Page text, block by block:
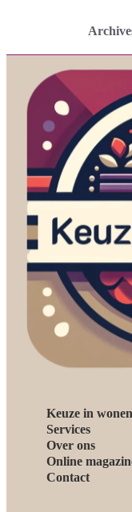
Keuze in wonen
Services
Over ons
Online
Contact